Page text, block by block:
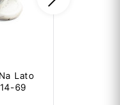
Lato
69